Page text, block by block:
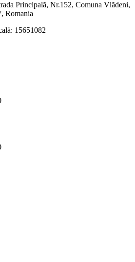
Principală, Nr.152, Comuna Vlădeni,
Romania
15651082